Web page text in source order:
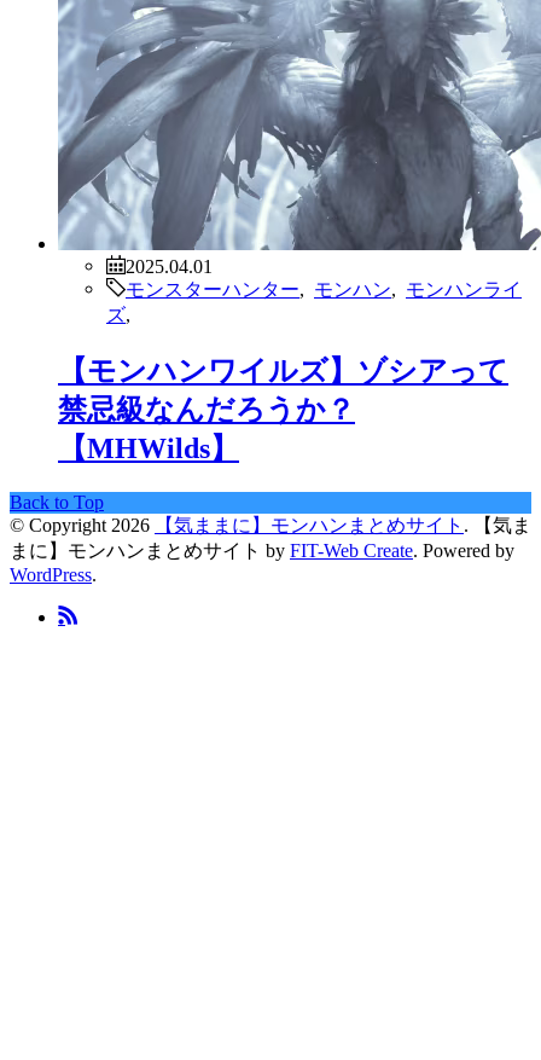
2025.04.01
モンスターハンター
モンハン
モンハンライ
ズ
【モンハンワイルズ】ゾシアって
禁忌級なんだろうか？
【MHWilds】
Back to Top
© Copyright 2026
【気ままに】モンハンまとめサイト .
【気ま
まに】モンハンまとめサイト by FIT-Web Create. Powered by
WordPress.